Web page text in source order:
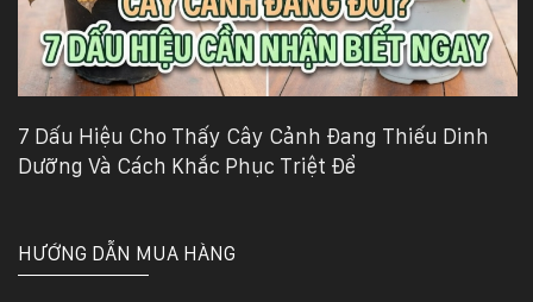
7 Dấu Hiệu Cho Thấy Cây Cảnh Đang Thiếu Dinh
Dưỡng Và Cách Khắc Phục Triệt Để
HƯỚNG DẪN MUA HÀNG